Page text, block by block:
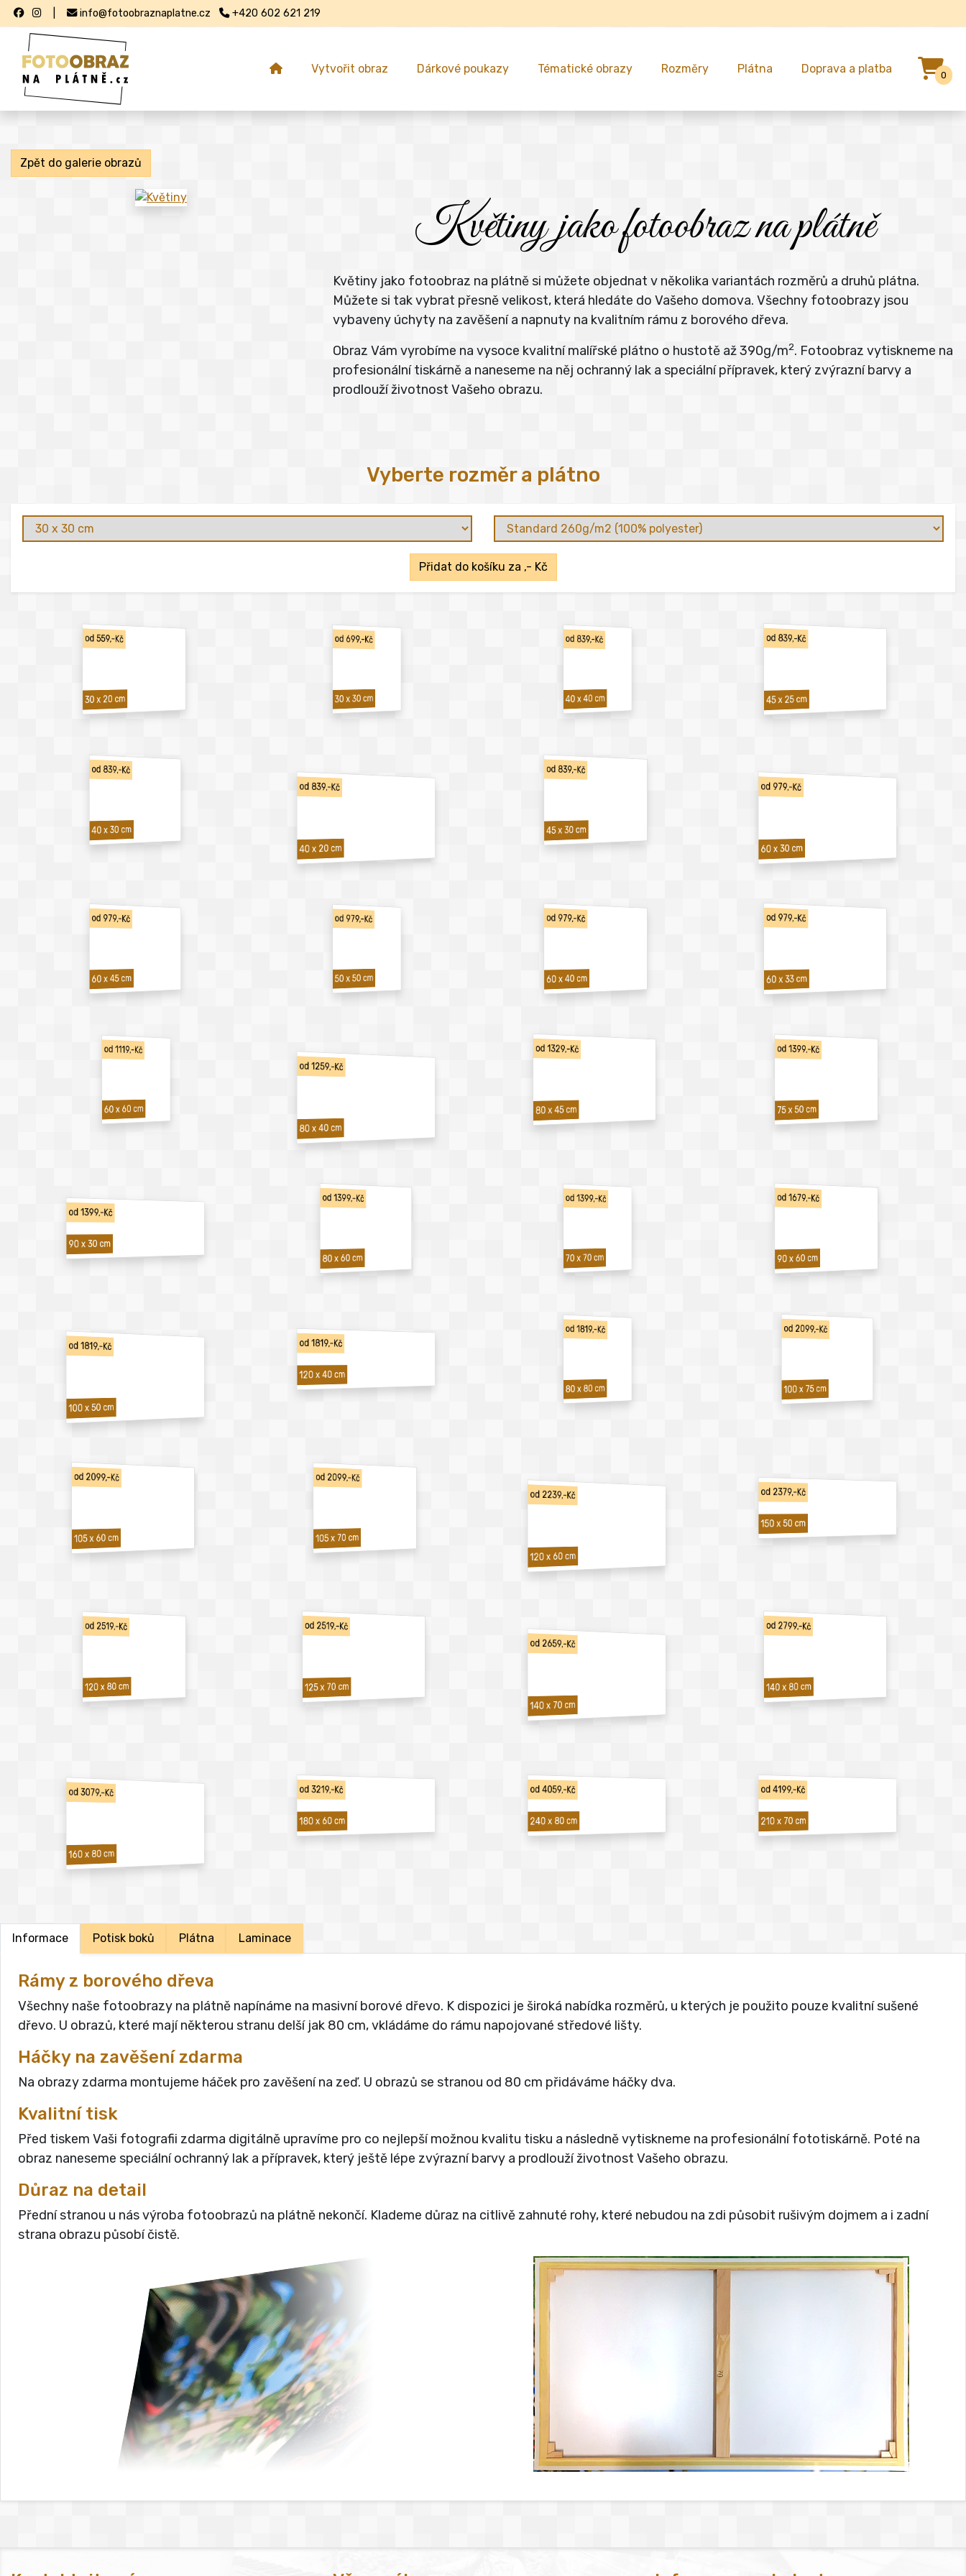
info@fotoobraznaplatne.cz +420 602 621 219
Vytvořit obraz Dárkové poukazy Tématické obrazy Rozměry Plátna Doprava a platba 0
Zpět do galerie obrazů
Květiny jako fotoobraz na plátně
Květiny jako fotoobraz na plátně si můžete objednat v několika variantách rozměrů a druhů plátna.
Můžete si tak vybrat přesně velikost, která hledáte do Vašeho domova. Všechny fotoobrazy jsou
vybaveny úchyty na zavěšení a napnuty na kvalitním rámu z borového dřeva.
Obraz Vám vyrobíme na vysoce kvalitní malířské plátno o hustotě až 390g/m2. Fotoobraz vytiskneme na
profesionální tiskárně a naneseme na něj ochranný lak a speciální přípravek, který zvýrazní barvy a
prodlouží životnost Vašeho obrazu.
Vyberte rozměr a plátno
Přidat do košíku za ,- Kč
od 559,-Kč
30 x 20 cm
od 699,-Kč
30 x 30 cm
od 839,-Kč
40 x 40 cm
od 839,-Kč
45 x 25 cm
od 839,-Kč
40 x 30 cm
od 839,-Kč
40 x 20 cm
od 839,-Kč
45 x 30 cm
od 979,-Kč
60 x 30 cm
od 979,-Kč
60 x 45 cm
od 979,-Kč
50 x 50 cm
od 979,-Kč
60 x 40 cm
od 979,-Kč
60 x 33 cm
od 1119,-Kč
60 x 60 cm
od 1259,-Kč
80 x 40 cm
od 1329,-Kč
80 x 45 cm
od 1399,-Kč
75 x 50 cm
od 1399,-Kč
90 x 30 cm
od 1399,-Kč
80 x 60 cm
od 1399,-Kč
70 x 70 cm
od 1679,-Kč
90 x 60 cm
od 1819,-Kč
100 x 50 cm
od 1819,-Kč
120 x 40 cm
od 1819,-Kč
80 x 80 cm
od 2099,-Kč
100 x 75 cm
od 2099,-Kč
105 x 60 cm
od 2099,-Kč
105 x 70 cm
od 2239,-Kč
120 x 60 cm
od 2379,-Kč
150 x 50 cm
od 2519,-Kč
120 x 80 cm
od 2519,-Kč
125 x 70 cm
od 2659,-Kč
140 x 70 cm
od 2799,-Kč
140 x 80 cm
od 3079,-Kč
160 x 80 cm
od 3219,-Kč
180 x 60 cm
od 4059,-Kč
240 x 80 cm
od 4199,-Kč
210 x 70 cm
Informace Potisk boků Plátna Laminace
Rámy z borového dřeva
Všechny naše fotoobrazy na plátně napínáme na masivní borové dřevo. K dispozici je široká nabídka rozměrů, u kterých je použito pouze kvalitní sušené
dřevo. U obrazů, které mají některou stranu delší jak 80 cm, vkládáme do rámu napojované středové lišty.
Háčky na zavěšení zdarma
Na obrazy zdarma montujeme háček pro zavěšení na zeď. U obrazů se stranou od 80 cm přidáváme háčky dva.
Kvalitní tisk
Před tiskem Vaši fotografii zdarma digitálně upravíme pro co nejlepší možnou kvalitu tisku a následně vytiskneme na profesionální fototiskárně. Poté na
obraz naneseme speciální ochranný lak a přípravek, který ještě lépe zvýrazní barvy a prodlouží životnost Vašeho obrazu.
Důraz na detail
Přední stranou u nás výroba fotoobrazů na plátně nekončí. Klademe důraz na citlivě zahnuté rohy, které nebudou na zdi působit rušivým dojmem a i zadní
strana obrazu působí čistě.